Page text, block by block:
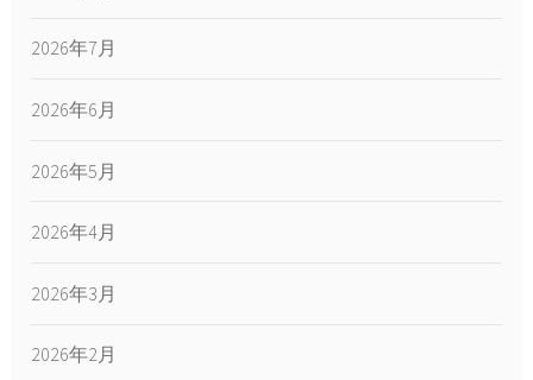
2026年7月
2026年6月
2026年5月
2026年4月
2026年3月
2026年2月